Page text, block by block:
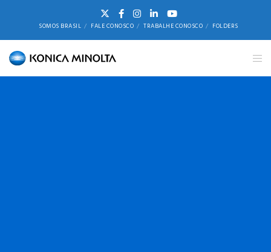
SOMOS BRASIL FALE CONOSCO TRABALHE CONOSCO FOLDERS